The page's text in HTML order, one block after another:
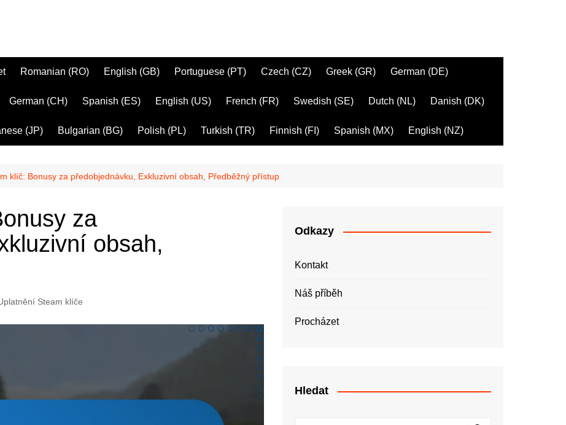
Romanian (RO) English (GB) Portuguese (PT) Czech (CZ) Greek (GR) German (DE)
German (CH) Spanish (ES) English (US) French (FR) Swedish (SE) Dutch (NL) Danish (DK)
(JP) Bulgarian (BG) Polish (PL) Turkish (TR) Finnish (FI) Spanish (MX) English (NZ)
klíč: Bonusy za předobjednávku, Exkluzivní obsah, Předběžný přístup
za
obsah,
Steam klíče
Odkazy
Kontakt
Náš příběh
Procházet
Hledat